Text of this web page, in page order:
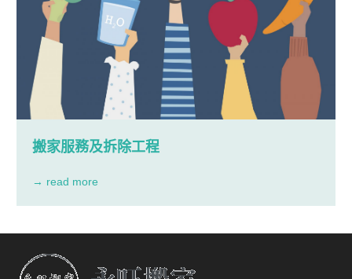
搬家服務及拆除工程
→ read more